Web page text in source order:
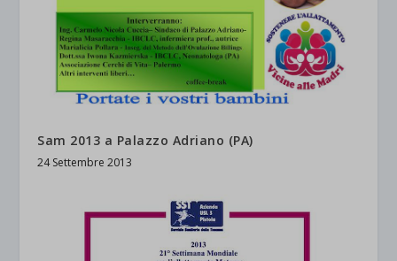
Sam 2013 a Palazzo Adriano (PA)
24 Settembre 2013